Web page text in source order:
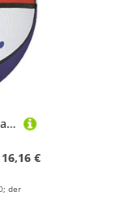
Molten Basketball Trainingsball USA Gummi
16,16 €
der